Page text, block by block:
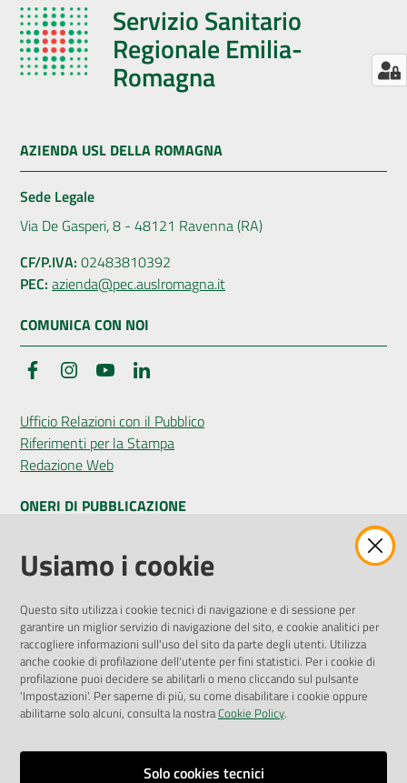
Servizio Sanitario
Regionale Emilia-
Romagna
AZIENDA USL DELLA ROMAGNA
Sede Legale
Via De Gasperi, 8 - 48121 Ravenna (RA)
CF/P.IVA: 02483810392
PEC: azienda@pec.auslromagna.it
COMUNICA CON NOI
FacebookInstagramYouTube
Ufficio Relazioni con il Pubblico
Riferimenti per la Stampa
Redazione Web
ONERI DI PUBBLICAZIONE
Amministrazione Trasparente
Pubblicità legale
Privacy Policy
Attuazione Misure PNRR
Liste di Attesa
ENTI, IMPRESE E PARTNER
Fatturazione Elettronica
Usiamo i cookie
Questo sito utilizza i cookie tecnici di navigazione e di sessione per
garantire un miglior servizio di navigazione del sito, e cookie analitici per
raccogliere informazioni sull'uso del sito da parte degli utenti. Utilizza
anche cookie di profilazione dell'utente per fini statistici. Per i cookie di
profilazione puoi decidere se abilitarli o meno cliccando sul pulsante
'Impostazioni'. Per saperne di più, su come disabilitare i cookie oppure
abilitarne solo alcuni, consulta la nostraCookie Policy.
Solo cookies tecnici